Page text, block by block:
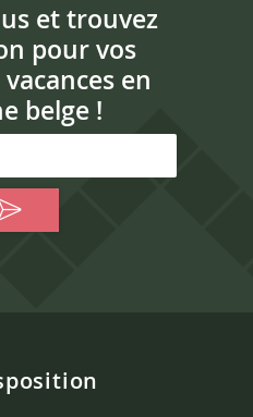
et trouvez
pour vos
en
belge !